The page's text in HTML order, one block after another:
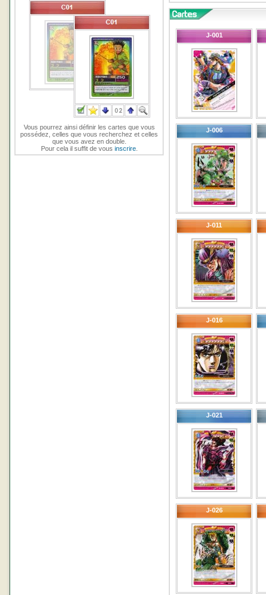
Vous pourrez ainsi définir les cartes que vous
possédez, celles que vous recherchez et celles
que vous avez en double.
Pour cela il suffit de vous inscrire.
J-001
J-006
J-011
J-016
J-021
J-026